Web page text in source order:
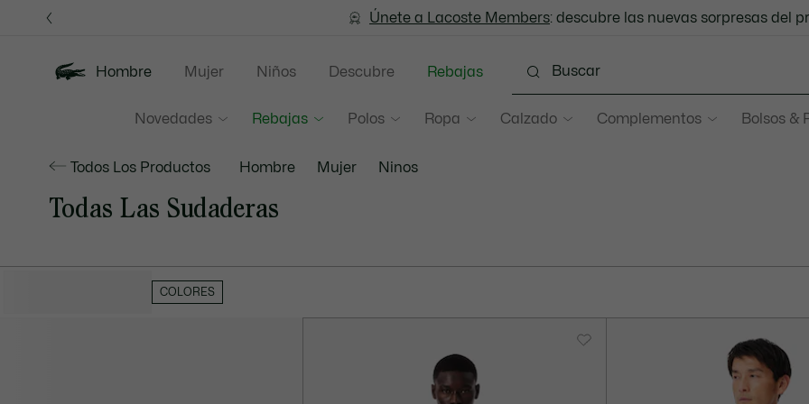
informativos
Envío Estándar - Gratuito a partir de 99 €
Únete a Lacoste Members: descubre las nuevas sorpresas del
Hombre
Novedades Rebajas Polos Ropa Calzado Complementos Bolsos &
Mujer Niños Descubre Rebajas
Todos Los Productos Hombre Mujer Ninos
Todas Las Sudaderas
COLORES